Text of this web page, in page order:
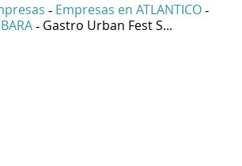
- Empresas en ATLANTICO -
- Gastro Urban Fest S...